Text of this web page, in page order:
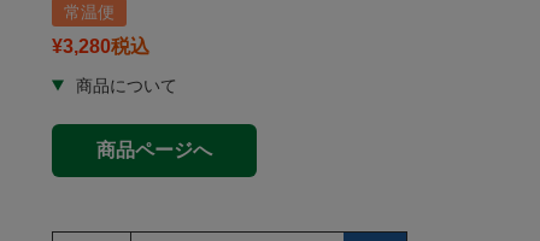
常温便
¥3,280税込
商品ページへ